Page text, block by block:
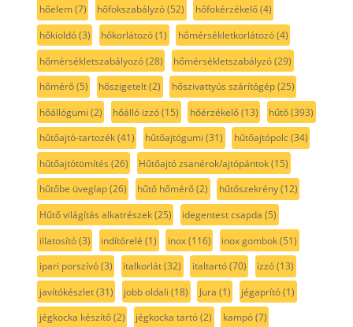
hőelem(7) hőfokszabályzó(52) hőfokérzékelő(4)
hőkioldó(3) hőkorlátozó(1) hőmérsékletkorlátozó(4)
hőmérsékletszabályozó(28) hőmérsékletszabályzó(29)
hőmérő(5) hőszigetelt(2) hőszivattyús szárítógép(25)
hőállógumi (2) hőálló izzó(15) hőérzékelő(13) hűtő(393)
hűtőajtó-tartozék(41) hűtőajtógumi (31) hűtőajtópolc(34)
hűtőajtótömítés (26) Hűtőajtó zsanérok/ajtópántok(15)
hűtőbe üveglap(26) hűtő hőmérő(2) hűtőszekrény(12)
Hűtő világítás alkatrészek(25) idegentest csapda (5)
illatosító(3) indítórelé (1) inox(116) inox gombok(51)
ipari porszívó(3) italkorlát(32) italtartó(70) izzó(13)
javítókészlet(31) jobb oldali (18) Jura (1) jégaprító(1)
jégkocka készítő(2) jégkocka tartó(2) kampó(7)